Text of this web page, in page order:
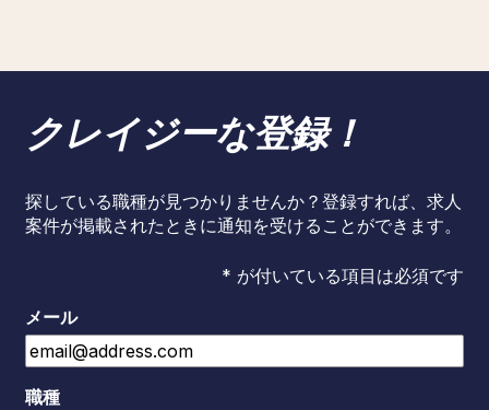
クレイジーな登録！
探している職種が見つかりませんか？登録すれば、求人
案件が掲載されたときに通知を受けることができます。
* が付いている項目は必須です
メール
職種